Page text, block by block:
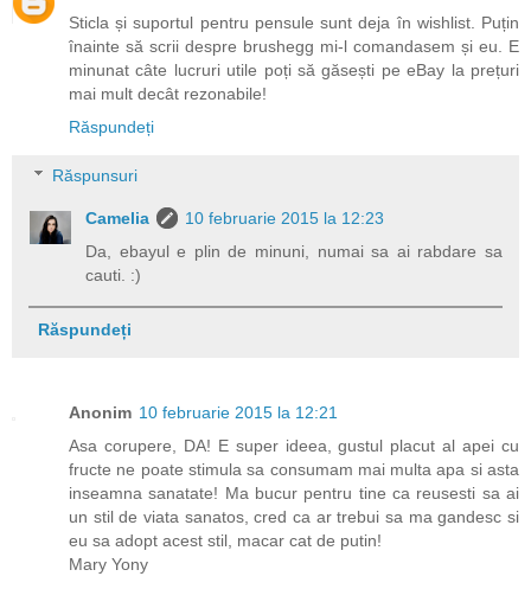
Sticla și suportul pentru pensule sunt deja în wishlist. Puțin
înainte să scrii despre brushegg mi-l comandasem și eu. E
minunat câte lucruri utile poți să găsești pe eBay la prețuri
mai mult decât rezonabile!
Răspundeți
Răspunsuri
Camelia
10 februarie 2015 la 12:23
Da, ebayul e plin de minuni, numai sa ai rabdare sa
cauti. :)
Răspundeți
Anonim 10 februarie 2015 la 12:21
Asa corupere, DA! E super ideea, gustul placut al apei cu
fructe ne poate stimula sa consumam mai multa apa si asta
inseamna sanatate! Ma bucur pentru tine ca reusesti sa ai
un stil de viata sanatos, cred ca ar trebui sa ma gandesc si
eu sa adopt acest stil, macar cat de putin!
Mary Yony